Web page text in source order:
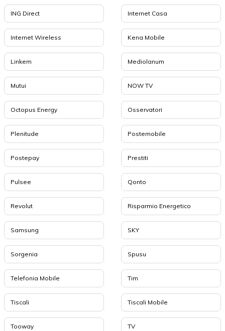
ING Direct Internet Casa
Internet Wireless Kena Mobile
Linkem Mediolanum
Mutui NOW TV
Octopus Energy Osservatori
Plenitude Postemobile
Postepay Prestiti
Pulsee Qonto
Revolut Risparmio Energetico
Samsung SKY
Sorgenia Spusu
Telefonia Mobile Tim
Tiscali Tiscali Mobile
Tooway TV